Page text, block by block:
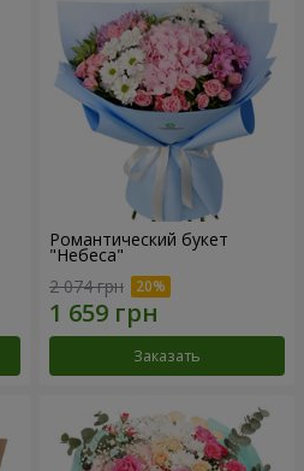
Романтический букет
"Небеса"
2 074 грн
Заказать